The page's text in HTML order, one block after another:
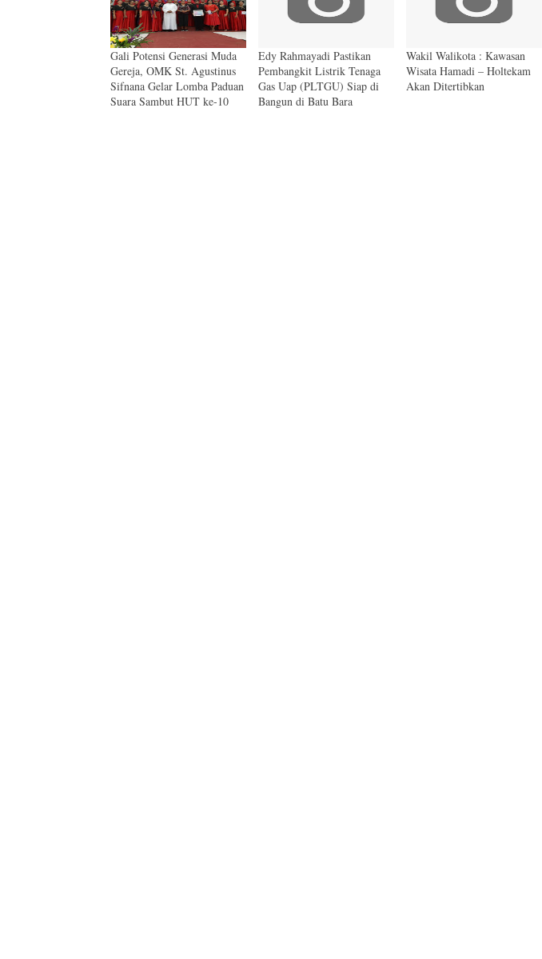
Gali Potensi Generasi Muda
Gereja, OMK St. Agustinus
Sifnana Gelar Lomba Paduan
Suara Sambut HUT ke-10
Edy Rahmayadi Pastikan
Pembangkit Listrik Tenaga
Gas Uap (PLTGU) Siap di
Bangun di Batu Bara
Wakil Walikota : Kawasan
Wisata Hamadi – Holtekam
Akan Ditertibkan